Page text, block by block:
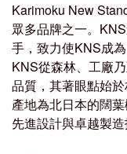
Karimoku New
眾多品牌之一。
手，致力使KNS成
KNS從森林、工廠
品質，其著眼點始
產地為北日本的闊
先進設計與卓越製